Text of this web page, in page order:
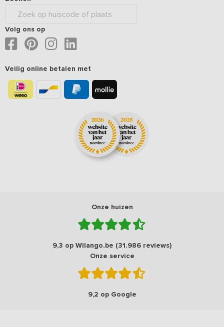
Volg ons op
Veilig online betalen met
Onze huizen
9,3 op Wilango.be (31.986 reviews)
Onze service
9,2 op Google